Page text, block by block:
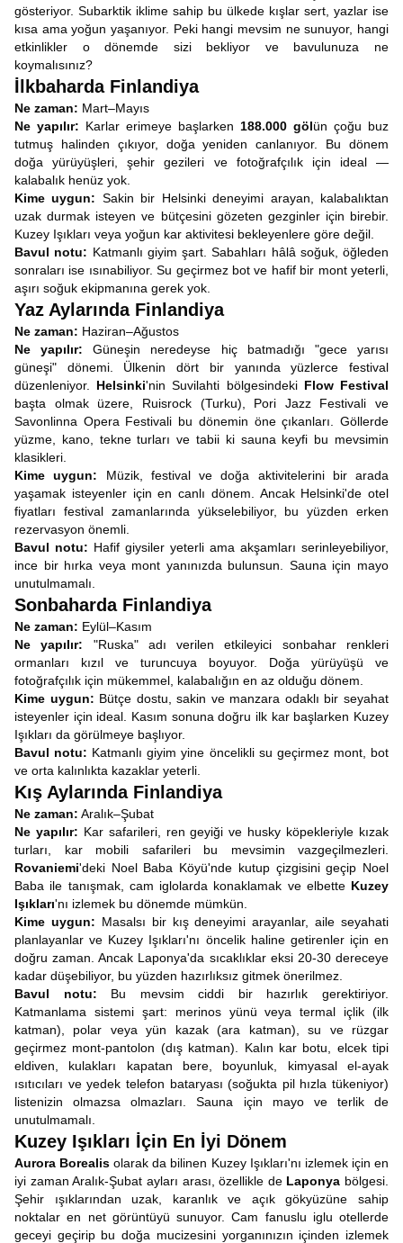
gösteriyor. Subarktik iklime sahip bu ülkede kışlar sert, yazlar ise
kısa ama yoğun yaşanıyor. Peki hangi mevsim ne sunuyor, hangi
etkinlikler o dönemde sizi bekliyor ve bavulunuza ne
koymalısınız?
İlkbaharda Finlandiya
Ne zaman: Mart–Mayıs
Ne yapılır: Karlar erimeye başlarken 188.000 gölün çoğu buz
tutmuş halinden çıkıyor, doğa yeniden canlanıyor. Bu dönem
doğa yürüyüşleri, şehir gezileri ve fotoğrafçılık için ideal —
kalabalık henüz yok.
Kime uygun: Sakin bir Helsinki deneyimi arayan, kalabalıktan
uzak durmak isteyen ve bütçesini gözeten gezginler için birebir.
Kuzey Işıkları veya yoğun kar aktivitesi bekleyenlere göre değil.
Bavul notu: Katmanlı giyim şart. Sabahları hâlâ soğuk, öğleden
sonraları ise ısınabiliyor. Su geçirmez bot ve hafif bir mont yeterli,
aşırı soğuk ekipmanına gerek yok.
Yaz Aylarında Finlandiya
Ne zaman: Haziran–Ağustos
Ne yapılır: Güneşin neredeyse hiç batmadığı "gece yarısı
güneşi" dönemi. Ülkenin dört bir yanında yüzlerce festival
düzenleniyor. Helsinki'nin Suvilahti bölgesindeki Flow Festival
başta olmak üzere, Ruisrock (Turku), Pori Jazz Festivali ve
Savonlinna Opera Festivali bu dönemin öne çıkanları. Göllerde
yüzme, kano, tekne turları ve tabii ki sauna keyfi bu mevsimin
klasikleri.
Kime uygun: Müzik, festival ve doğa aktivitelerini bir arada
yaşamak isteyenler için en canlı dönem. Ancak Helsinki'de otel
fiyatları festival zamanlarında yükselebiliyor, bu yüzden erken
rezervasyon önemli.
Bavul notu: Hafif giysiler yeterli ama akşamları serinleyebiliyor,
ince bir hırka veya mont yanınızda bulunsun. Sauna için mayo
unutulmamalı.
Sonbaharda Finlandiya
Ne zaman: Eylül–Kasım
Ne yapılır: "Ruska" adı verilen etkileyici sonbahar renkleri
ormanları kızıl ve turuncuya boyuyor. Doğa yürüyüşü ve
fotoğrafçılık için mükemmel, kalabalığın en az olduğu dönem.
Kime uygun: Bütçe dostu, sakin ve manzara odaklı bir seyahat
isteyenler için ideal. Kasım sonuna doğru ilk kar başlarken Kuzey
Işıkları da görülmeye başlıyor.
Bavul notu: Katmanlı giyim yine öncelikli su geçirmez mont, bot
ve orta kalınlıkta kazaklar yeterli.
Kış Aylarında Finlandiya
Ne zaman: Aralık–Şubat
Ne yapılır: Kar safarileri, ren geyiği ve husky köpekleriyle kızak
turları, kar mobili safarileri bu mevsimin vazgeçilmezleri.
Rovaniemi'deki Noel Baba Köyü'nde kutup çizgisini geçip Noel
Baba ile tanışmak, cam iglolarda konaklamak ve elbette Kuzey
Işıkları'nı izlemek bu dönemde mümkün.
Kime uygun: Masalsı bir kış deneyimi arayanlar, aile seyahati
planlayanlar ve Kuzey Işıkları'nı öncelik haline getirenler için en
doğru zaman. Ancak Laponya'da sıcaklıklar eksi 20-30 dereceye
kadar düşebiliyor, bu yüzden hazırlıksız gitmek önerilmez.
Bavul notu: Bu mevsim ciddi bir hazırlık gerektiriyor.
Katmanlama sistemi şart: merinos yünü veya termal içlik (ilk
katman), polar veya yün kazak (ara katman), su ve rüzgar
geçirmez mont-pantolon (dış katman). Kalın kar botu, elcek tipi
eldiven, kulakları kapatan bere, boyunluk, kimyasal el-ayak
ısıtıcıları ve yedek telefon bataryası (soğukta pil hızla tükeniyor)
listenizin olmazsa olmazları. Sauna için mayo ve terlik de
unutulmamalı.
Kuzey Işıkları İçin En İyi Dönem
Aurora Borealis olarak da bilinen Kuzey Işıkları'nı izlemek için en
iyi zaman Aralık-Şubat ayları arası, özellikle de Laponya bölgesi.
Şehir ışıklarından uzak, karanlık ve açık gökyüzüne sahip
noktalar en net görüntüyü sunuyor. Cam fanuslu iglu otellerde
geceyi geçirip bu doğa mucizesini yorganınızın içinden izlemek